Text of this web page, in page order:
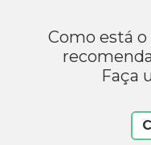
Como está
Faça